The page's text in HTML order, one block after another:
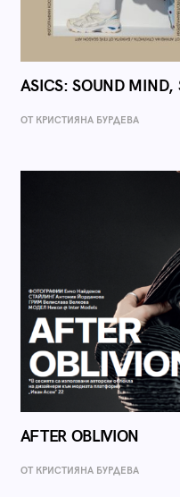
ASICS: SOUND MIND,
ОТ КРИСТИЯНА БУРДЕВА
AFTER OBLIVION
ОТ КРИСТИЯНА БУРДЕВА